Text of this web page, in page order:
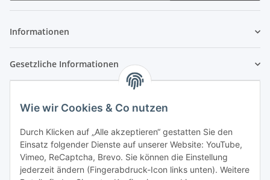
Wie wir Cookies & Co nutzen
Durch Klicken auf „Alle akzeptieren“ gestatten Sie den
Einsatz folgender Dienste auf unserer Website: YouTube,
Vimeo, ReCaptcha, Brevo. Sie können die Einstellung
jederzeit ändern (Fingerabdruck-Icon links unten). Weitere
Informationen
Gesetzliche Informationen